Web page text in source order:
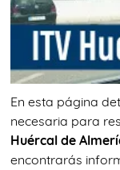
En esta página
necesaria para
Huércal de
encontrarás